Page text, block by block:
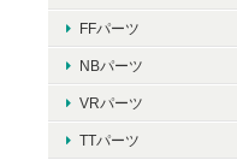
FFパーツ
NBパーツ
VRパーツ
TTパーツ